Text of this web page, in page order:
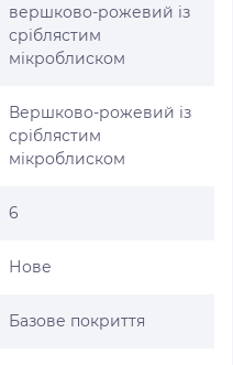
вершково-рожевий із
сріблястим
мікроблиском
Вершково-рожевий із
сріблястим
мікроблиском
6
Нове
Базове покриття